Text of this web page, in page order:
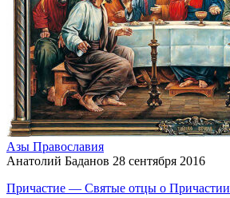
Азы Православия
Анатолий Баданов 28 сентября 2016
Причастие — Святые отцы о Причастии